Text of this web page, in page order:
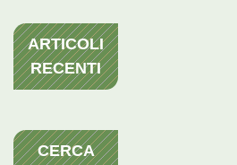
ARTICOLI
RECENTI
CERCA